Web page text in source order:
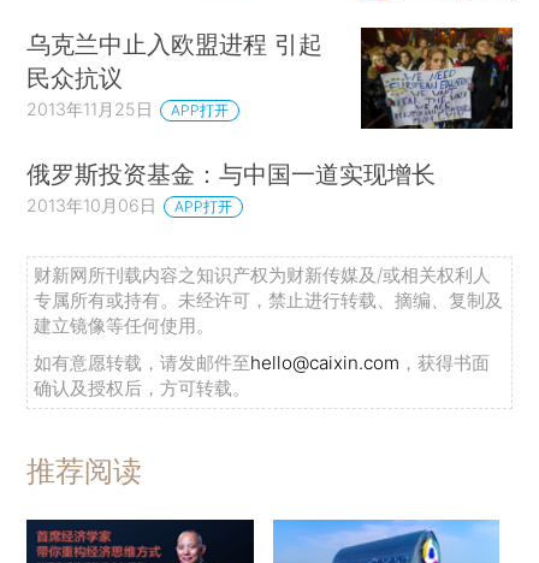
乌克兰中止入欧盟进程 引起
民众抗议
2013年11月25日 APP打开
俄罗斯投资基金：与中国一道实现增长
2013年10月06日 APP打开
财新网所刊载内容之知识产权为财新传媒及/或相关权利人
专属所有或持有。未经许可，禁止进行转载、摘编、复制及
建立镜像等任何使用。
如有意愿转载，请发邮件至hello@caixin.com ，获得书面
确认及授权后，方可转载。
推荐阅读